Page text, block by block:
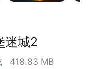
线错觉，全方位
迷城2
418.83 MB